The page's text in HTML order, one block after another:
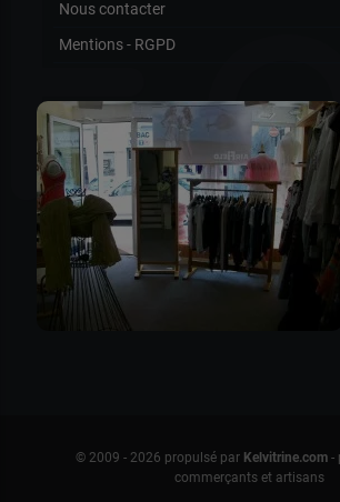
Nous contacter
Mentions - RGPD
© 2009 - 2026 propulsé par Kelvitrine.com-
commerçants et artisans